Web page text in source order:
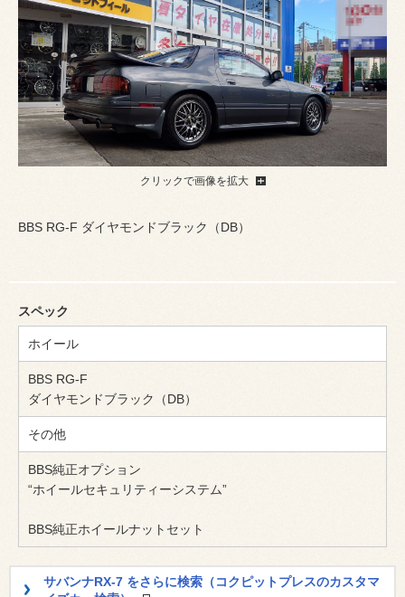
クリックで画像を拡大
BBS RG-F ダイヤモンドブラック（DB）
スペック
ホイール
BBS RG-F
ダイヤモンドブラック（DB）
その他
BBS純正オプション
“ホイールセキュリティーシステム”
BBS純正ホイールナットセット
サバンナRX-7 をさらに検索（コクピットプレスのカスタマ